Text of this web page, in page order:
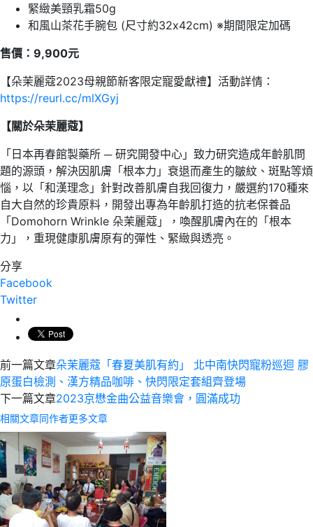
緊緻美頸乳霜50g
和風山茶花手腕包 (尺寸約32x42cm) ※期間限定加碼
售價：9,900元
【朵茉麗蔻2023母親節新客限定寵愛獻禮】活動詳情：
https://reurl.cc/mlXGyj
【關於朵茉麗蔻】
「日本再春館製藥所 ─ 研究開發中心」致力研究造成年齡肌問
題的源頭，解決因肌膚「根本力」衰退而產生的皺紋、斑點等煩
惱，以「和漢理念」針對改善肌膚自我回復力，嚴選約170種來
自大自然的珍貴原料，開發出專為年齡肌打造的抗老保養品
「Domohorn Wrinkle 朵茉麗蔻」，喚醒肌膚內在的「根本
力」，重現健康肌膚原有的彈性、緊緻與透亮。
分享
Facebook
Twitter
前一篇文章朵茉麗蔻「春夏美肌有約」 北中南快閃寵粉巡迴 膠
原蛋白檢測、漢方精品咖啡、快閃限定套組齊登場
下一篇文章2023京懋金曲公益音樂會，圓滿成功
相關文章同作者更多文章